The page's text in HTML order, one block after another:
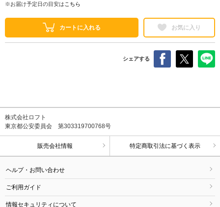
※お届け予定日の目安は こちら
カートに入れる お気に入り
シェアする
株式会社ロフト
東京都公安委員会 第303319700768号
販売会社情報 特定商取引法に基づく表示
ヘルプ・お問い合わせ
ご利用ガイド
情報セキュリティについて